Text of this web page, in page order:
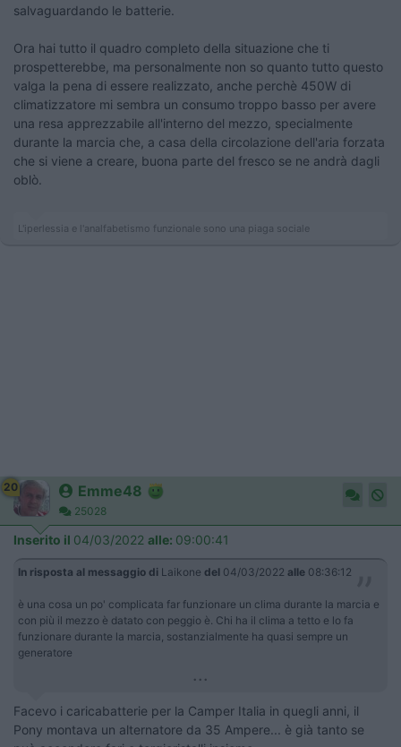
salvaguardando le batterie.
Ora hai tutto il quadro completo della situazione che ti
prospetterebbe, ma personalmente non so quanto tutto questo
valga la pena di essere realizzato, anche perchè 450W di
climatizzatore mi sembra un consumo troppo basso per avere
una resa apprezzabile all'interno del mezzo, specialmente
durante la marcia che, a casa della circolazione dell'aria forzata
che si viene a creare, buona parte del fresco se ne andrà dagli
oblò.
L'iperlessia e l'analfabetismo funzionale sono una piaga sociale
20 Emme48
25028
Inserito il 04/03/2022 alle: 09:00:41
In risposta al messaggio di Laikone del 04/03/2022 alle 08:36:12
è una cosa un po' complicata far funzionare un clima durante la marcia e
con più il mezzo è datato con peggio è. Chi ha il clima a tetto e lo fa
funzionare durante la marcia, sostanzialmente ha quasi sempre un
generatore
...
Facevo i caricabatterie per la Camper Italia in quegli anni, il
Pony montava un alternatore da 35 Ampere... è già tanto se